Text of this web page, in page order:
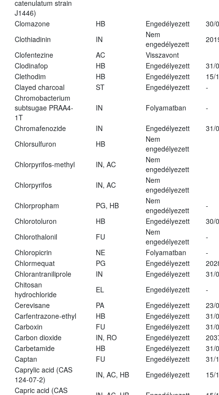
catenulatum strain
J1446)
Clomazone HB Engedélyezett
30/
Clothiadinin
IN
Nem
engedélyezett
Clofentezine
AC
Visszavont
Clodinafop
HB Engedélyezett
31/
Clethodim
HB Engedélyezett
15/
Clayed charcoal
ST Engedélyezett
-
Chromobacterium
subtsugae PRAA4-
1T
IN Folyamatban -
Chromafenozide IN Engedélyezett
31/
Chlorsulfuron
HB
Nem
engedélyezett
Chlorpyrifos-methyl
IN, AC
Nem
engedélyezett
Chlorpyrifos
IN, AC
Nem
engedélyezett
Chlorpropham
PG, HB
Nem
engedélyezett
-
Chlorotoluron
HB Engedélyezett
30/
Chlorothalonil
FU
Nem
engedélyezett
-
Chloropicrin
NE Folyamatban
-
Chlormequat
PG Engedélyezett
Chlorantraniliprole
IN Engedélyezett
31/
Chitosan
hydrochloride
EL Engedélyezett
-
Cerevisane
PA Engedélyezett
23/
Carfentrazone-ethyl
HB Engedélyezett
31/
Carboxin
FU Engedélyezett
31/
Carbon dioxide
IN, RO Engedélyezett
Carbetamide
HB Engedélyezett
31/
Captan
FU Engedélyezett
31/
Caprylic acid (CAS
124-07-2)
IN, AC, HB Engedélyezett
15/
Capric acid (CAS